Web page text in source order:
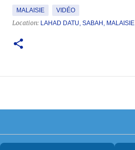
MALAISIE VIDÉO
Location: LAHAD DATU, SABAH, MALAISIE